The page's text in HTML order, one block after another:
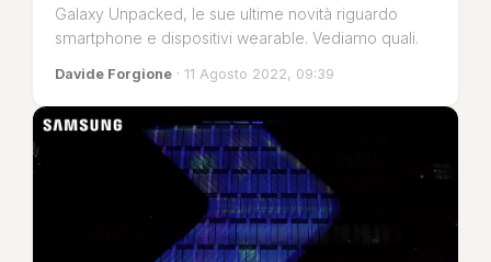
Galaxy Unpacked, le sue ultime novità riguardo
smartphone e dispositivi wearable. Vediamo quali.
Davide Forgione · 11 Agosto 2022, 09:39